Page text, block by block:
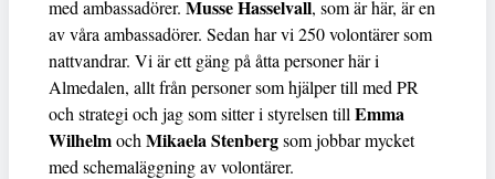
med ambassadörer. Musse Hasselvall, som är här, är en
av våra ambassadörer. Sedan har vi 250 volontärer som
nattvandrar. Vi är ett gäng på åtta personer här i
Almedalen, allt från personer som hjälper till med PR
och strategi och jag som sitter i styrelsen till Emma
Wilhelmoch Mikaela Stenbergsom jobbar mycket
med schemaläggning av volontärer.